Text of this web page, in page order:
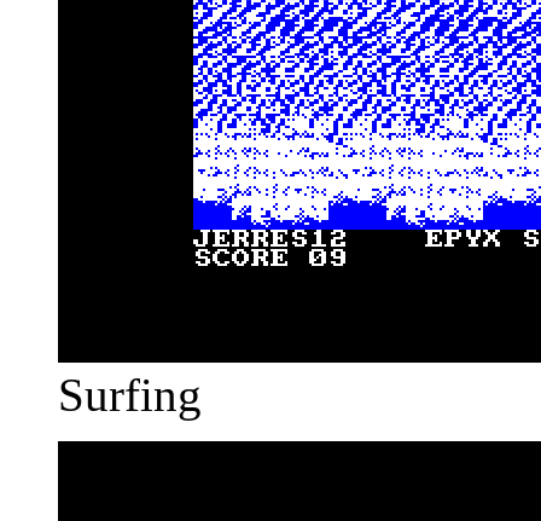
Surfing